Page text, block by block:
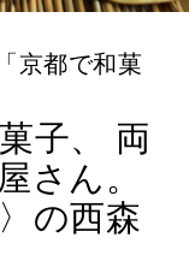
京都で和菓
子、 両
さん。
の西森